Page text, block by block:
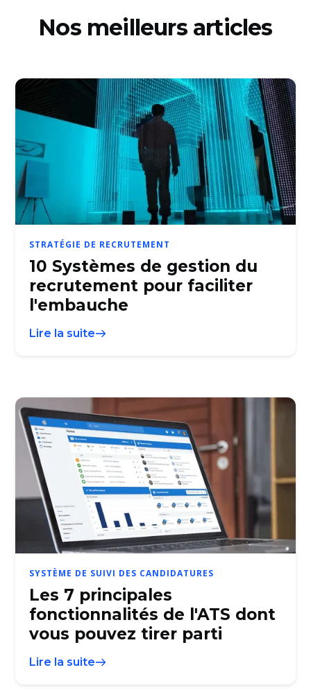
Nos meilleurs articles
STRATÉGIE DE RECRUTEMENT
10 Systèmes de gestion du
recrutement pour faciliter
l'embauche
Lire la suite
SYSTÈME DE SUIVI DES CANDIDATURES
Les 7 principales
fonctionnalités de l'ATS dont
vous pouvez tirer parti
Lire la suite